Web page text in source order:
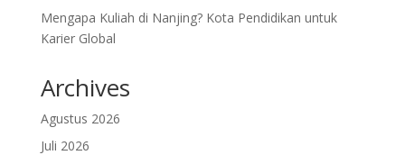
Mengapa Kuliah di Nanjing? Kota Pendidikan untuk
Karier Global
Archives
Agustus 2026
Juli 2026